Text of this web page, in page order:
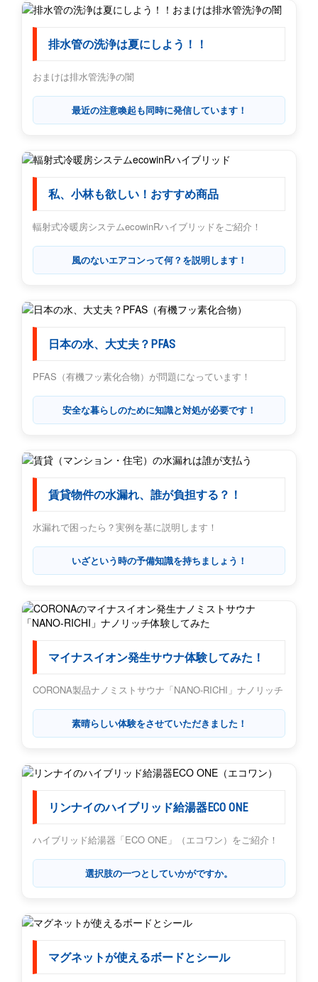
排水管の洗浄は夏にしよう！！
おまけは排水管洗浄の闇
最近の注意喚起も同時に発信しています！
私、小林も欲しい！おすすめ商品
輻射式冷暖房システムecowinRハイブリッドをご紹介！
風のないエアコンって何？を説明します！
日本の水、大丈夫？PFAS
PFAS（有機フッ素化合物）が問題になっています！
安全な暮らしのために知識と対処が必要です！
賃貸物件の水漏れ、誰が負担する？！
水漏れで困ったら？実例を基に説明します！
いざという時の予備知識を持ちましょう！
マイナスイオン発生サウナ体験してみた！
CORONA製品ナノミストサウナ「NANO-RICHI」ナノリッチ
素晴らしい体験をさせていただきました！
リンナイのハイブリッド給湯器ECO ONE
ハイブリッド給湯器「ECO ONE」（エコワン）をご紹介！
選択肢の一つとしていかがですか。
マグネットが使えるボードとシール